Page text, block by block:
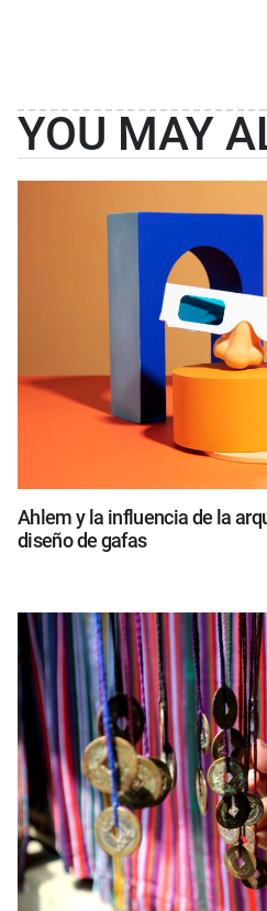
YOU MAY
Ahlem y la influencia de la
diseño de gafas